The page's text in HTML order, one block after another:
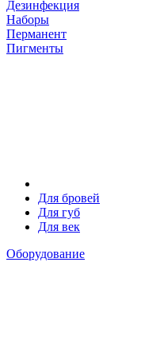
Дезинфекция
Наборы
Перманент
Пигменты
Для бровей
Для губ
Для век
Оборудование